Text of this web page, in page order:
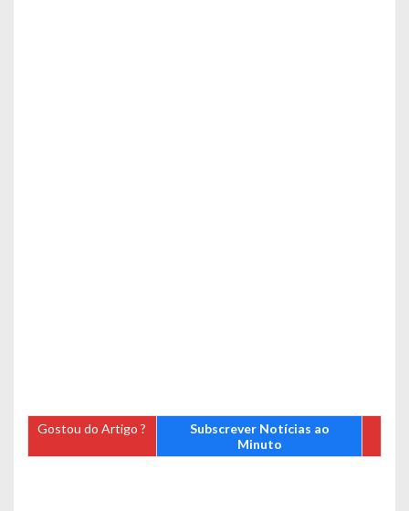
Gostou do Artigo ?
Subscrever Notícias ao
Minuto